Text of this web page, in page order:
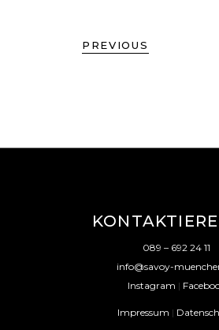
PREVIOUS
089 – 692 24 11
info@savoy-
Instagram |
Impressum |